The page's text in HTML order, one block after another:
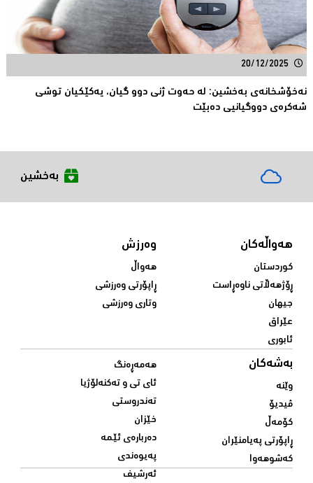
20/12/2025
نه‌خۆشخانه‌ی به‌خشین: له‌ حه‌وت ژنی دوو گیان، یه‌كێكیان توشی
شه‌كره‌ی دووگیانیی ده‌بێت
بەخشین
هەواڵەکان
کوردستان
ڕۆژهەڵاتی ناوەڕاست
جیهان
عێراق
ئابوری
وەرزش
هەواڵ
ڕاپۆرتی وەرزشی
وتاری وەرزشی
بەشەکان
وێنە
ڤیدیۆ
کۆمەڵ
ڕاپۆرتی پەیامنێران
کەشوهەوا
هەمەڕەنگ
ئای تی و تەکنەلۆژیا
تەندروستی
خێزان
دەربارەی ئێمە
پەیوەندی
ئەرشیف